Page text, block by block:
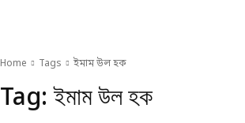
Home Tags ইমাম উল হক
Tag:ইমাম উল হক